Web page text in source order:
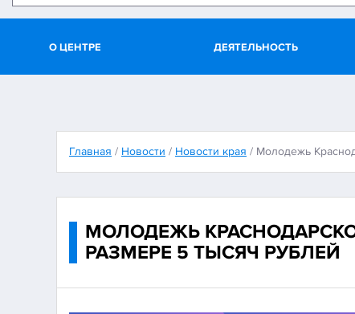
О ЦЕНТРЕ ДЕЯТЕЛЬНОСТЬ
Главная / Новости / Новости края / Молодежь
МОЛОДЕЖЬ
РАЗМЕРЕ 5 ТЫСЯЧ РУБЛЕЙ